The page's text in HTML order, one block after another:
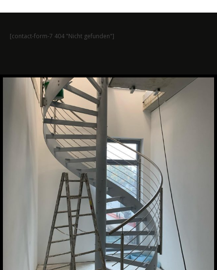
[contact-form-7 404 "Nicht gefunden"]